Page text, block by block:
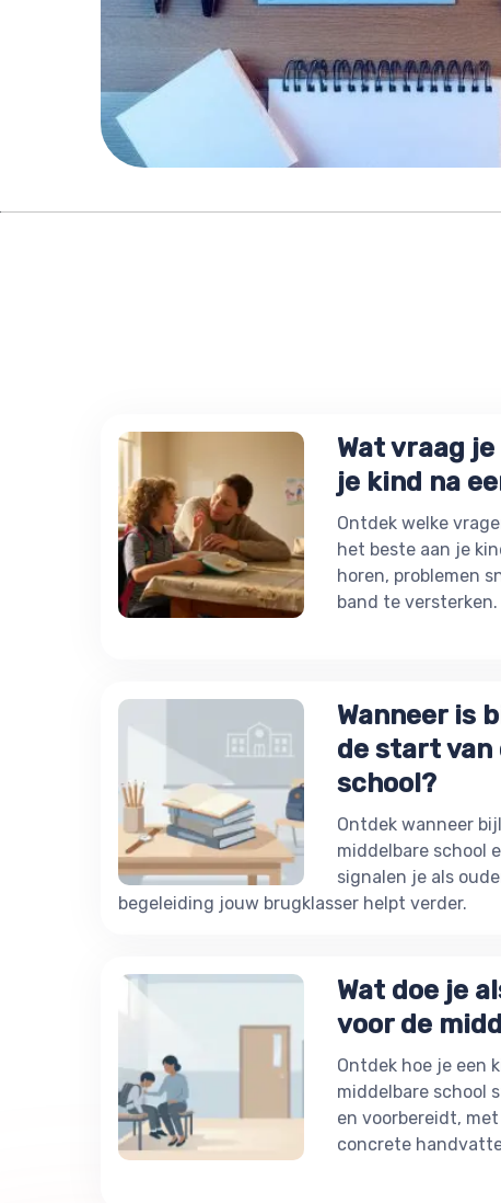
Wat vraag
je kind na
Ontdek welke
het beste aan je
horen, problemen
band te versterken.
Wanneer is
de start van
school?
Ontdek wanneer
middelbare school
signalen je als
begeleiding jouw brugklasser helpt verder.
Wat doe je
voor de
Ontdek hoe je een
middelbare school
en voorbereidt,
concrete